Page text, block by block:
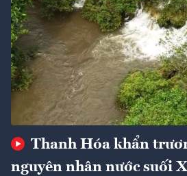
Thanh Hóa khẩn
nguyên nhân nước suối